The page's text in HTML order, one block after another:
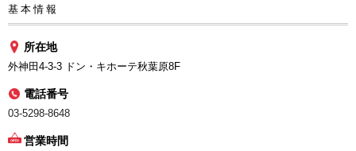
基本情報
所在地
外神田4-3-3 ドン・キホーテ秋葉原8F
電話番号
03-5298-8648
営業時間